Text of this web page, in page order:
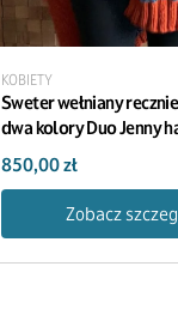
KOBIETY
Sweter wełniany
dwa kolory Duo Jenny
850,00zł
Zobacz